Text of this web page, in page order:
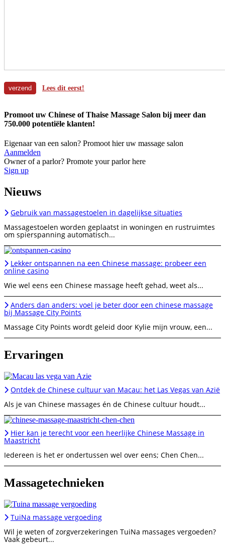
Lees dit eerst!
Promoot uw Chinese of Thaise Massage Salon bij meer dan
750.000 potentiële klanten!
Eigenaar van een salon? Promoot hier uw massage salon
Aanmelden
Owner of a parlor? Promote your parlor here
Sign up
Nieuws
Gebruik van massagestoelen in dagelijkse situaties
Massagestoelen worden geplaatst in woningen en rustruimtes
om spierspanning automatisch...
Lekker ontspannen na een Chinese massage: probeer een
online casino
Wie wel eens een Chinese massage heeft gehad, weet als...
Anders dan anders: voel je beter door een chinese massage
bij Massage City Points
Massage City Points wordt geleid door Kylie mijn vrouw, een...
Ervaringen
Ontdek de Chinese cultuur van Macau: het Las Vegas van Azië
Als je van Chinese massages én de Chinese cultuur houdt...
Hier kan je terecht voor een heerlijke Chinese Massage in
Maastricht
Iedereen is het er ondertussen wel over eens; Chen Chen...
Massagetechnieken
TuiNa massage vergoeding
Wil je weten of zorgverzekeringen TuiNa massages vergoeden?
Vaak gebeurt...